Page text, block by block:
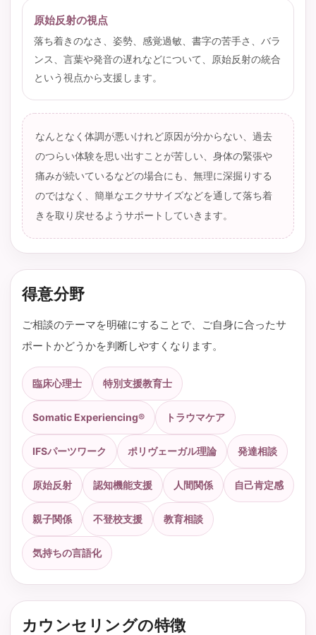
原始反射の視点
落ち着きのなさ、姿勢、感覚過敏、書字の苦手さ、バラ
ンス、言葉や発音の遅れなどについて、原始反射の統合
という視点から支援します。
なんとなく体調が悪いけれど原因が分からない、過去
のつらい体験を思い出すことが苦しい、身体の緊張や
痛みが続いているなどの場合にも、無理に深掘りする
のではなく、簡単なエクササイズなどを通して落ち着
きを取り戻せるようサポートしていきます。
得意分野
ご相談のテーマを明確にすることで、ご自身に合ったサ
ポートかどうかを判断しやすくなります。
臨床心理士 特別支援教育士
Somatic Experiencing® トラウマケア
IFSパーツワーク ポリヴェーガル理論 発達相談
原始反射 認知機能支援 人間関係 自己肯定感
親子関係 不登校支援 教育相談
気持ちの言語化
カウンセリングの特徴